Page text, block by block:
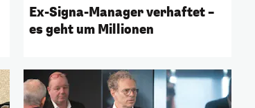
Ex-Signa-Manager verhaftet –
es geht um Millionen